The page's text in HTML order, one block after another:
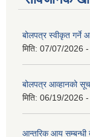
बोलपत्र स्वीकृत गर्ने
मिति: 07/07/2026
बोलपत्र आव्हानको
मिति: 06/19/2026
आन्तरिक आय सम्बन्धी